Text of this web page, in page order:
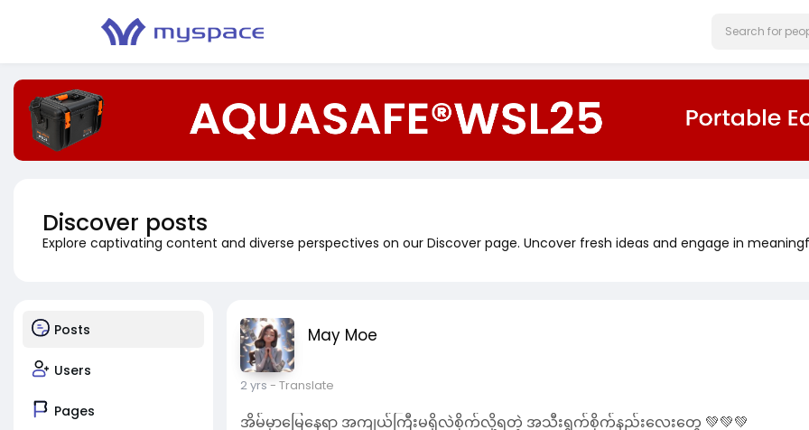
Discover posts
Explore captivating content and diverse perspectives on our Discover page. Uncover fresh ideas and engage in
Posts
Users
Pages
May Moe
2 yrs - Translate
အိမ်မှာမြေနေရာ အကျယ်ကြီးမရှိလဲစိုက်လို့ရတဲ့ အသီးရွက်စိုက်နည်းလေးတွေ 💚💚💚